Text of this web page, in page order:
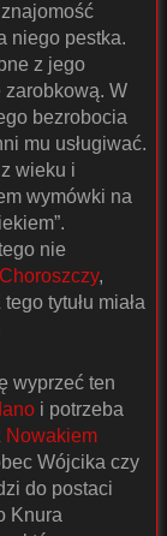
niego pestka.
z jego
zarobkową. W
bezrobocia
mu usługiwać.
wieku i
wymówki na
nie
Choroszczy,
tytułu miała
wyprzeć ten
i potrzeba
Nowakiem
Wójcika czy
do postaci
Knura